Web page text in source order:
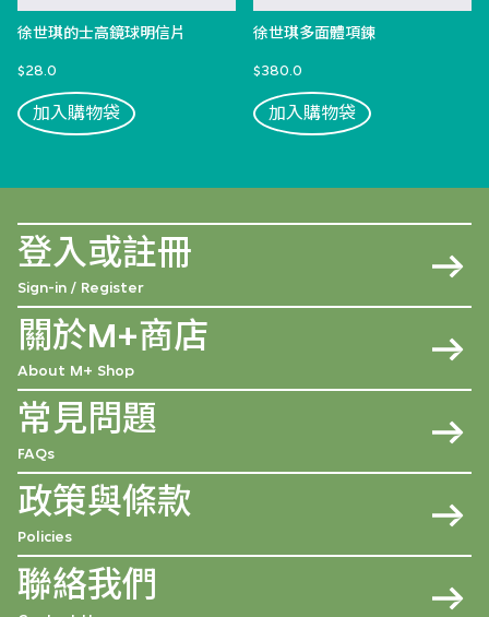
徐世琪的士高鏡球明信片
$28.0
加入購物袋
徐世琪多面體項鍊
$380.0
加入購物袋
登入或註冊
Sign-in / Register
關於M+商店
About M+ Shop
常見問題
FAQs
政策與條款
Policies
聯絡我們